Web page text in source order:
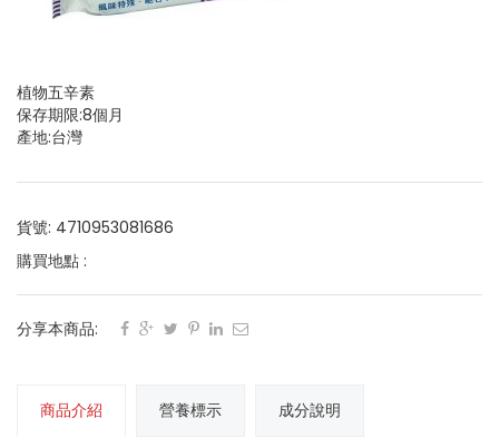
植物五辛素
保存期限:8個月
產地:台灣
貨號: 4710953081686
購買地點 :
分享本商品:
商品介紹 營養標示 成分說明